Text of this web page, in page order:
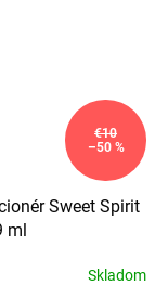
€10
–50 %
Sweet Spirit
ml
Skladom